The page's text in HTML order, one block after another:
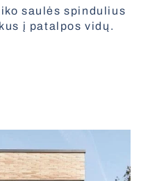
saulės spindulius
į patalpos vidų.